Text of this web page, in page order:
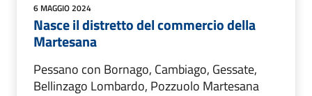
6 MAGGIO 2024
Nasce il distretto del commercio della
Martesana
Pessano con Bornago, Cambiago, Gessate,
Bellinzago Lombardo, Pozzuolo Martesana